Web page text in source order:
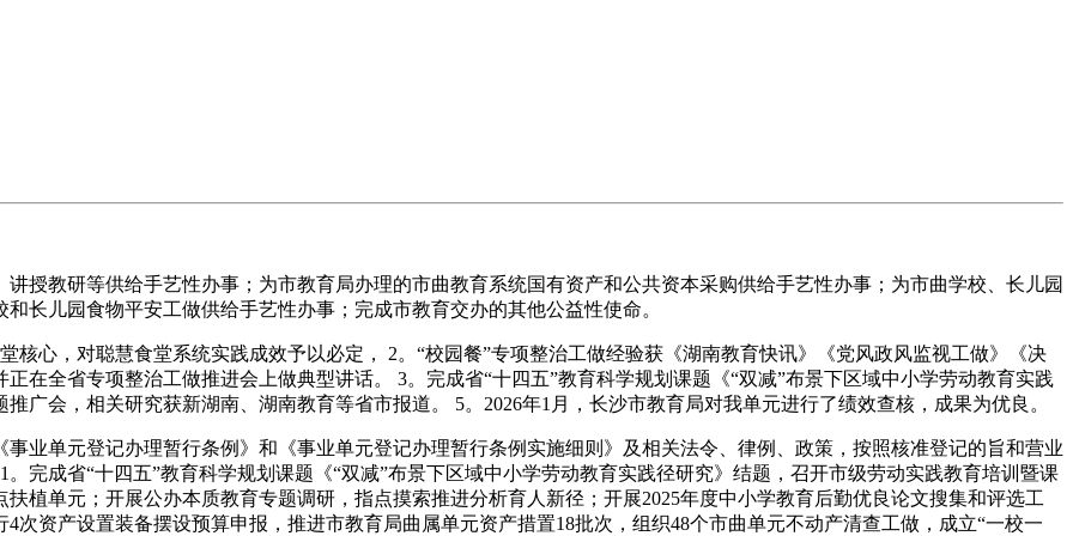
教研等供给手艺性办事；为市教育局办理的市曲教育系统国有资产和公共资本采购供给手艺性办事；为市曲学校、长儿园
长儿园食物平安工做供给手艺性办事；完成市教育交办的其他公益性使命。
，对聪慧食堂系统实践成效予以必定， 2。“校园餐”专项整治工做经验获《湖南教育快讯》《党风政风监视工做》《决
在全省专项整治工做推进会上做典型讲话。 3。完成省“十四五”教育科学规划课题《“双减”布景下区域中小学劳动教育实践
广会，相关研究获新湖南、湖南教育等省市报道。 5。2026年1月，长沙市教育局对我单元进行了绩效查核，成果为优良。
单元登记办理暂行条例》和《事业单元登记办理暂行条例实施细则》及相关法令、律例、政策，按照核准登记的旨和营业
完成省“十四五”教育科学规划课题《“双减”布景下区域中小学劳动教育实践径研究》结题，召开市级劳动实践教育培训暨课
植单元；开展公办本质教育专题调研，指点摸索推进分析育人新径；开展2025年度中小学教育后勤优良论文搜集和评选工
次资产设置装备摆设预算申报，推进市教育局曲属单元资产措置18批次，组织48个市曲单元不动产清查工做，成立“一校一